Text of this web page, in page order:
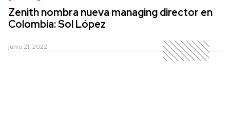
Zenith nombra nueva managing director en
Colombia: Sol López
junio 21, 2022